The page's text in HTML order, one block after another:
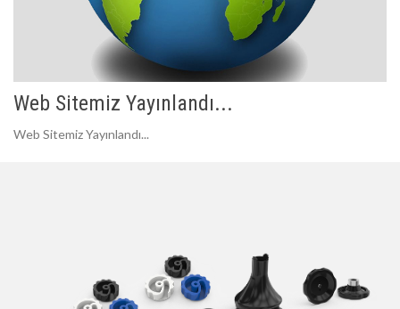
Web Sitemiz Yayınlandı...
Web Sitemiz Yayınlandı...